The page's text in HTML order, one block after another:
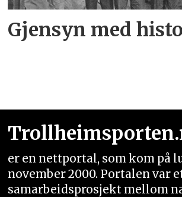
Gjensyn med
er en nettportal, som kom på
november 2000. Portalen var
samarbeidsprosjekt mellom